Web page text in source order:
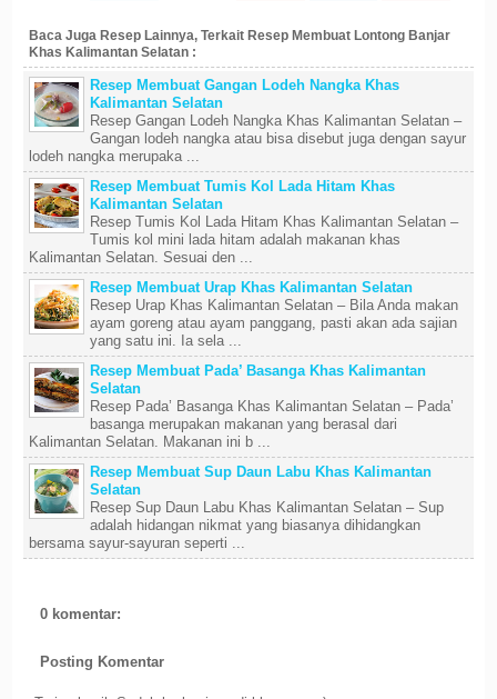
Baca Juga Resep Lainnya, Terkait Resep Membuat Lontong Banjar
Khas Kalimantan Selatan :
Resep Membuat Gangan Lodeh Nangka Khas
Kalimantan Selatan
Resep Gangan Lodeh Nangka Khas Kalimantan Selatan –
Gangan lodeh nangka atau bisa disebut juga dengan sayur
lodeh nangka merupaka ...
Resep Membuat Tumis Kol Lada Hitam Khas
Kalimantan Selatan
Resep Tumis Kol Lada Hitam Khas Kalimantan Selatan –
Tumis kol mini lada hitam adalah makanan khas
Kalimantan Selatan. Sesuai den ...
Resep Membuat Urap Khas Kalimantan Selatan
Resep Urap Khas Kalimantan Selatan – Bila Anda makan
ayam goreng atau ayam panggang, pasti akan ada sajian
yang satu ini. Ia sela ...
Resep Membuat Pada’ Basanga Khas Kalimantan
Selatan
Resep Pada’ Basanga Khas Kalimantan Selatan – Pada’
basanga merupakan makanan yang berasal dari
Kalimantan Selatan. Makanan ini b ...
Resep Membuat Sup Daun Labu Khas Kalimantan
Selatan
Resep Sup Daun Labu Khas Kalimantan Selatan – Sup
adalah hidangan nikmat yang biasanya dihidangkan
bersama sayur-sayuran seperti ...
0 komentar:
Posting Komentar